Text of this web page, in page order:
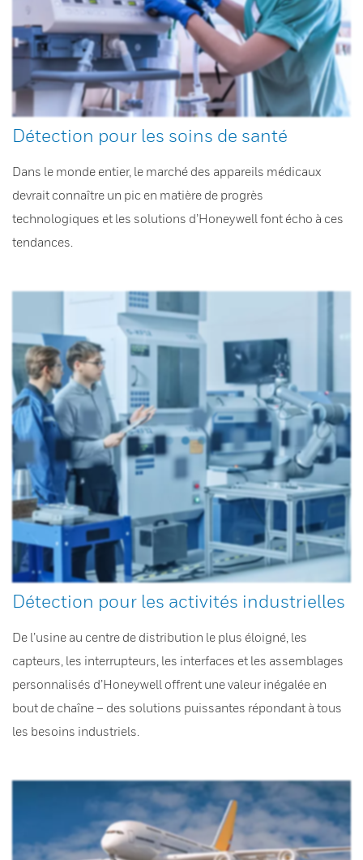
Détection pour les soins de santé
Dans le monde entier, le marché des appareils médicaux
devrait connaître un pic en matière de progrès
technologiques et les solutions d’Honeywell font écho à ces
tendances.
Détection pour les activités industrielles
De l’usine au centre de distribution le plus éloigné, les
capteurs, les interrupteurs, les interfaces et les assemblages
personnalisés d’Honeywell offrent une valeur inégalée en
bout de chaîne – des solutions puissantes répondant à tous
les besoins industriels.